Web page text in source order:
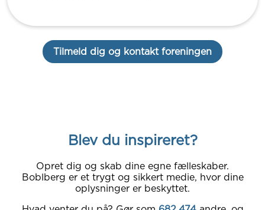
Tilmeld dig og kontakt foreningen
Blev du inspireret?
Opret dig og skab dine egne fælleskaber.
Boblberg er et trygt og sikkert medie, hvor dine
oplysninger er beskyttet.